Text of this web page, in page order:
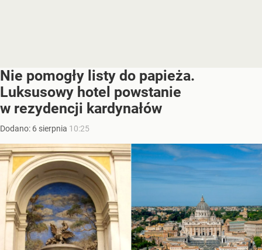
Nie pomogły listy do papieża.
Luksusowy hotel powstanie
w rezydencji kardynałów
Dodano: 6 sierpnia 10:25